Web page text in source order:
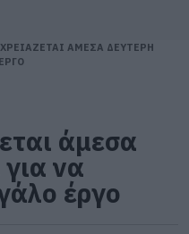
ΑΜΕΣΑ ΔΕΥΤΕΡΗ
άμεσα
να
έργο